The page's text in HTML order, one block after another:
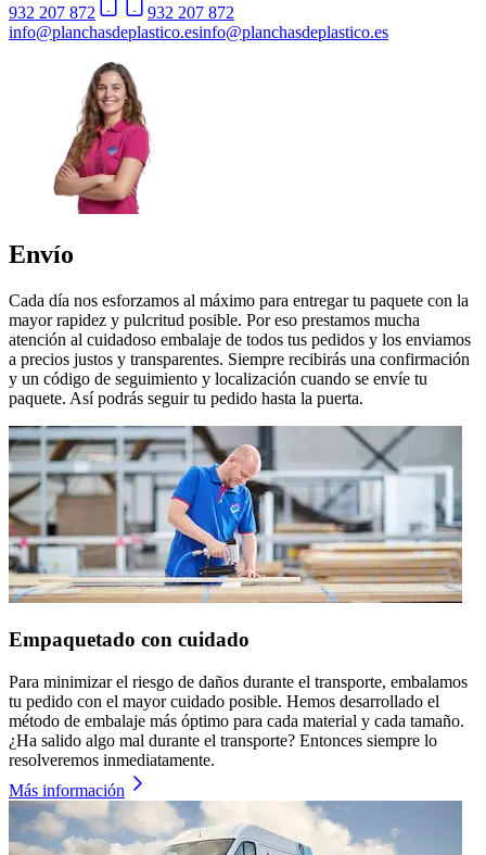
932 207 872
932 207 872
info@planchasdeplastico.esinfo@planchasdeplastico.es
Envío
Cada día nos esforzamos al máximo para entregar tu paquete con la
mayor rapidez y pulcritud posible. Por eso prestamos mucha
atención al cuidadoso embalaje de todos tus pedidos y los enviamos
a precios justos y transparentes. Siempre recibirás una confirmación
y un código de seguimiento y localización cuando se envíe tu
paquete. Así podrás seguir tu pedido hasta la puerta.
Empaquetado con cuidado
Para minimizar el riesgo de daños durante el transporte, embalamos
tu pedido con el mayor cuidado posible. Hemos desarrollado el
método de embalaje más óptimo para cada material y cada tamaño.
¿Ha salido algo mal durante el transporte? Entonces siempre lo
resolveremos inmediatamente.
Más información